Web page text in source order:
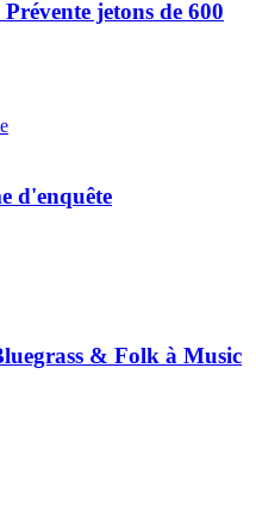
jetons de 600
d'enquête
& Folk à Music